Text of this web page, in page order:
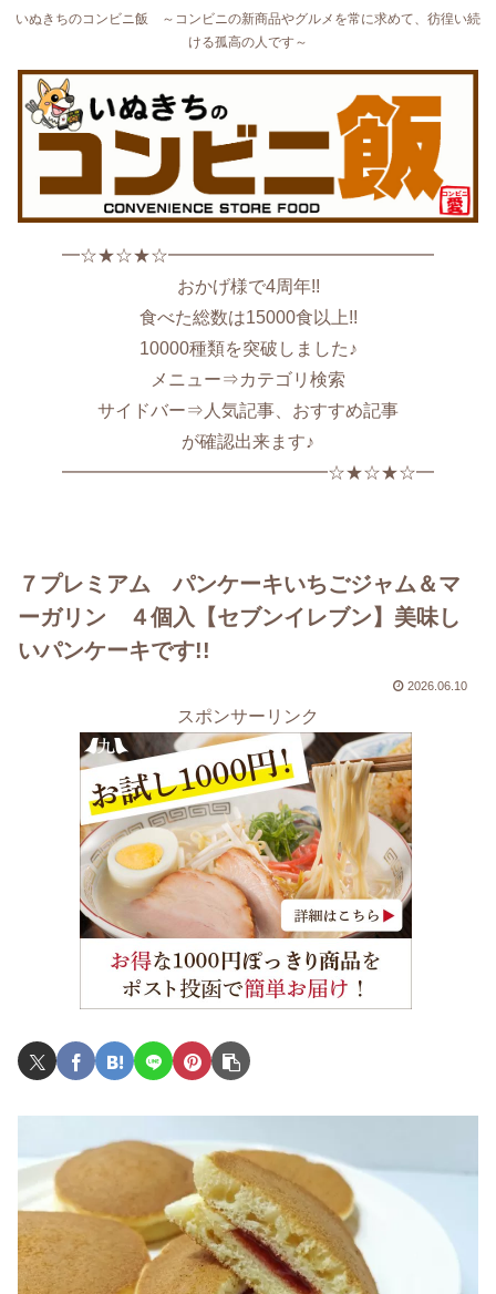
いぬきちのコンビニ飯 ～コンビニの新商品やグルメを常に求めて、彷徨い続
ける孤高の人です～
━☆★☆★☆━━━━━━━━━━━━━━━
おかげ様で4周年!!
食べた総数は15000食以上!!
10000種類を突破しました♪
メニュー⇒カテゴリ検索
サイドバー⇒人気記事、おすすめ記事
が確認出来ます♪
━━━━━━━━━━━━━━━☆★☆★☆━
７プレミアム パンケーキいちごジャム＆マ
ーガリン ４個入【セブンイレブン】美味し
いパンケーキです!!
2026.06.10
スポンサーリンク